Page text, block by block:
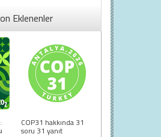
Eklenenler
COP31 hakkında 31
soru 31 yanıt